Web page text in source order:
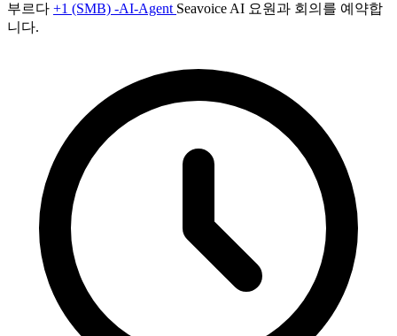
부르다 +1 (SMB) -AI-Agent Seavoice AI 요원과 회의를 예약합
니다.